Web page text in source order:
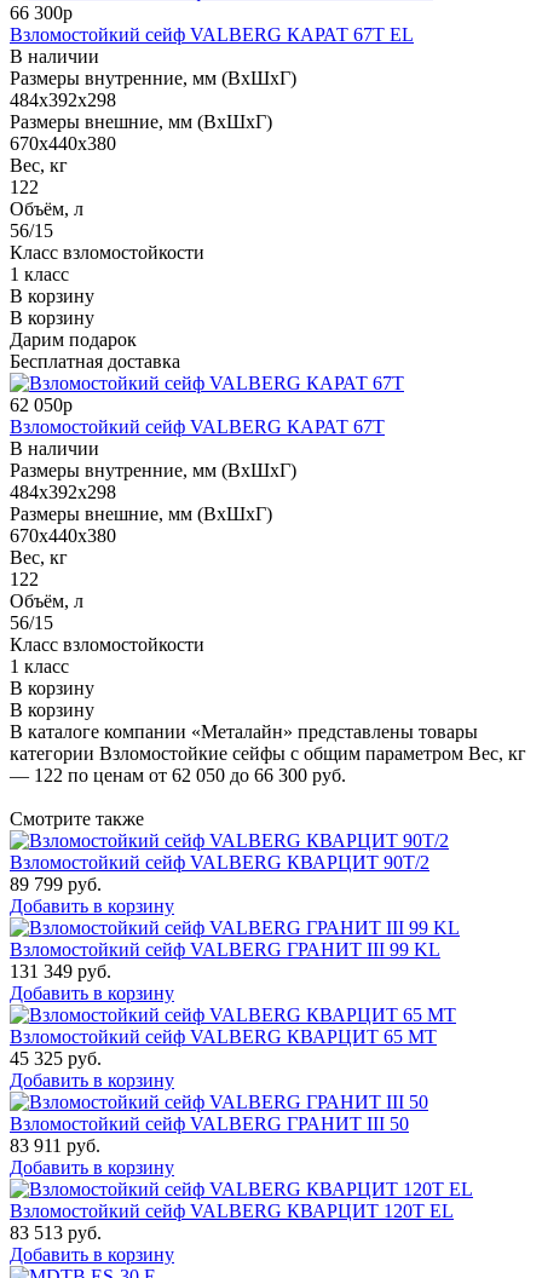
66 300р
Взломостойкий сейф VALBERG КАРАТ 67T EL
В наличии
Размеры внутренние, мм (ВхШхГ)
484x392x298
Размеры внешние, мм (ВхШхГ)
670x440x380
Вес, кг
122
Объём, л
56/15
Класс взломостойкости
1 класс
В корзину
В корзину
Дарим подарок
Бесплатная доставка
62 050р
Взломостойкий сейф VALBERG КАРАТ 67T
В наличии
Размеры внутренние, мм (ВхШхГ)
484x392x298
Размеры внешние, мм (ВхШхГ)
670x440x380
Вес, кг
122
Объём, л
56/15
Класс взломостойкости
1 класс
В корзину
В корзину
В каталоге компании «Металайн» представлены товары
категории Взломостойкие сейфы с общим параметром Вес, кг
— 122 по ценам от 62 050 до 66 300 руб.
Смотрите также
Взломостойкий сейф VALBERG КВАРЦИТ 90Т/2
89 799 руб.
Добавить в корзину
Взломостойкий сейф VALBERG ГРАНИТ III 99 KL
131 349 руб.
Добавить в корзину
Взломостойкий сейф VALBERG КВАРЦИТ 65 МТ
45 325 руб.
Добавить в корзину
Взломостойкий сейф VALBERG ГРАНИТ III 50
83 911 руб.
Добавить в корзину
Взломостойкий сейф VALBERG КВАРЦИТ 120Т EL
83 513 руб.
Добавить в корзину